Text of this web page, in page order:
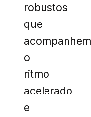
robustos
que
acompanhem
o
ritmo
acelerado
e